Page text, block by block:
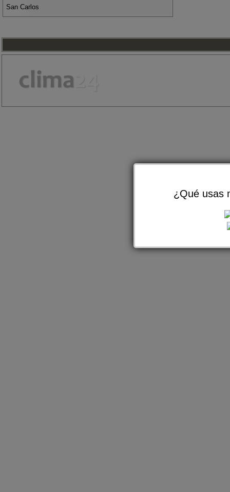
San Carlos
¿Qué usas